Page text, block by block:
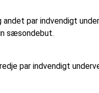
andet par indvendigt
sæsondebut.
par indvendigt